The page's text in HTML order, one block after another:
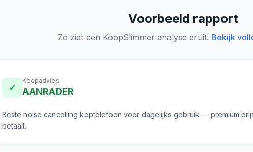
Voorbeeld rapport
Zo ziet een KoopSlimmer analyse eruit. Bekijk
✓
Koopadvies
AANRADER
Beste noise cancelling koptelefoon voor dagelijks gebruik — premium
betaalt.